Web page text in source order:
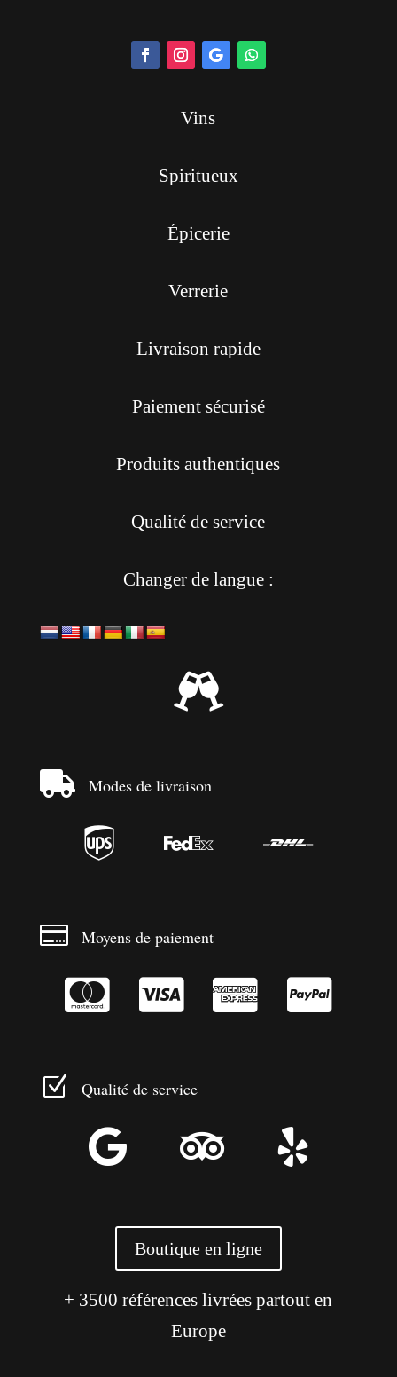
Vins
Spiritueux
Épicerie
Verrerie
Livraison rapide
Paiement sécurisé
Produits authentiques
Qualité de service
Changer de langue :

 Modes de livraison
  
 Moyens de paiement
   
Z Qualité de service
  
Boutique en ligne
+ 3500 références livrées partout en
Europe